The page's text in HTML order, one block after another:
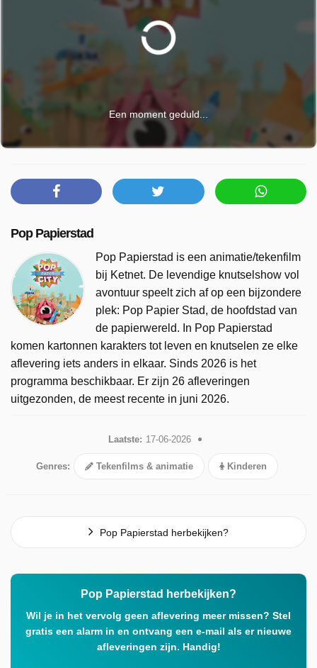
Een moment geduld...
Pop Papierstad
Pop Papierstad is een animatie/tekenfilm
bij Ketnet. De levendige knutselshow vol
avontuur speelt zich af op een bijzondere
plek: Pop Papier Stad, de hoofdstad van
de papierwereld. In Pop Papierstad
komen kartonnen karakters tot leven en knutselen ze elke
aflevering iets anders in elkaar. Sinds 2026 is het
programma beschikbaar. Er zijn 26 afleveringen
uitgezonden, de meest recente in juni 2026.
Laatste: 17-06-2026
Genres: Tekenfilms & animatie Kinderen
Pop Papierstad herbekijken?
Pop Papierstad herbekijken?
Wil je in het vervolg geen aflevering meer missen? Stel
gratis een alarm in en ontvang een e-mail als er nieuwe
afleveringen zijn. Handig!